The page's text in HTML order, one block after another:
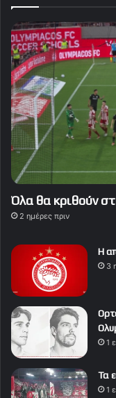
Όλα θα κριθούν
2 ημέρες πριν
Η
3
1
Τα
1